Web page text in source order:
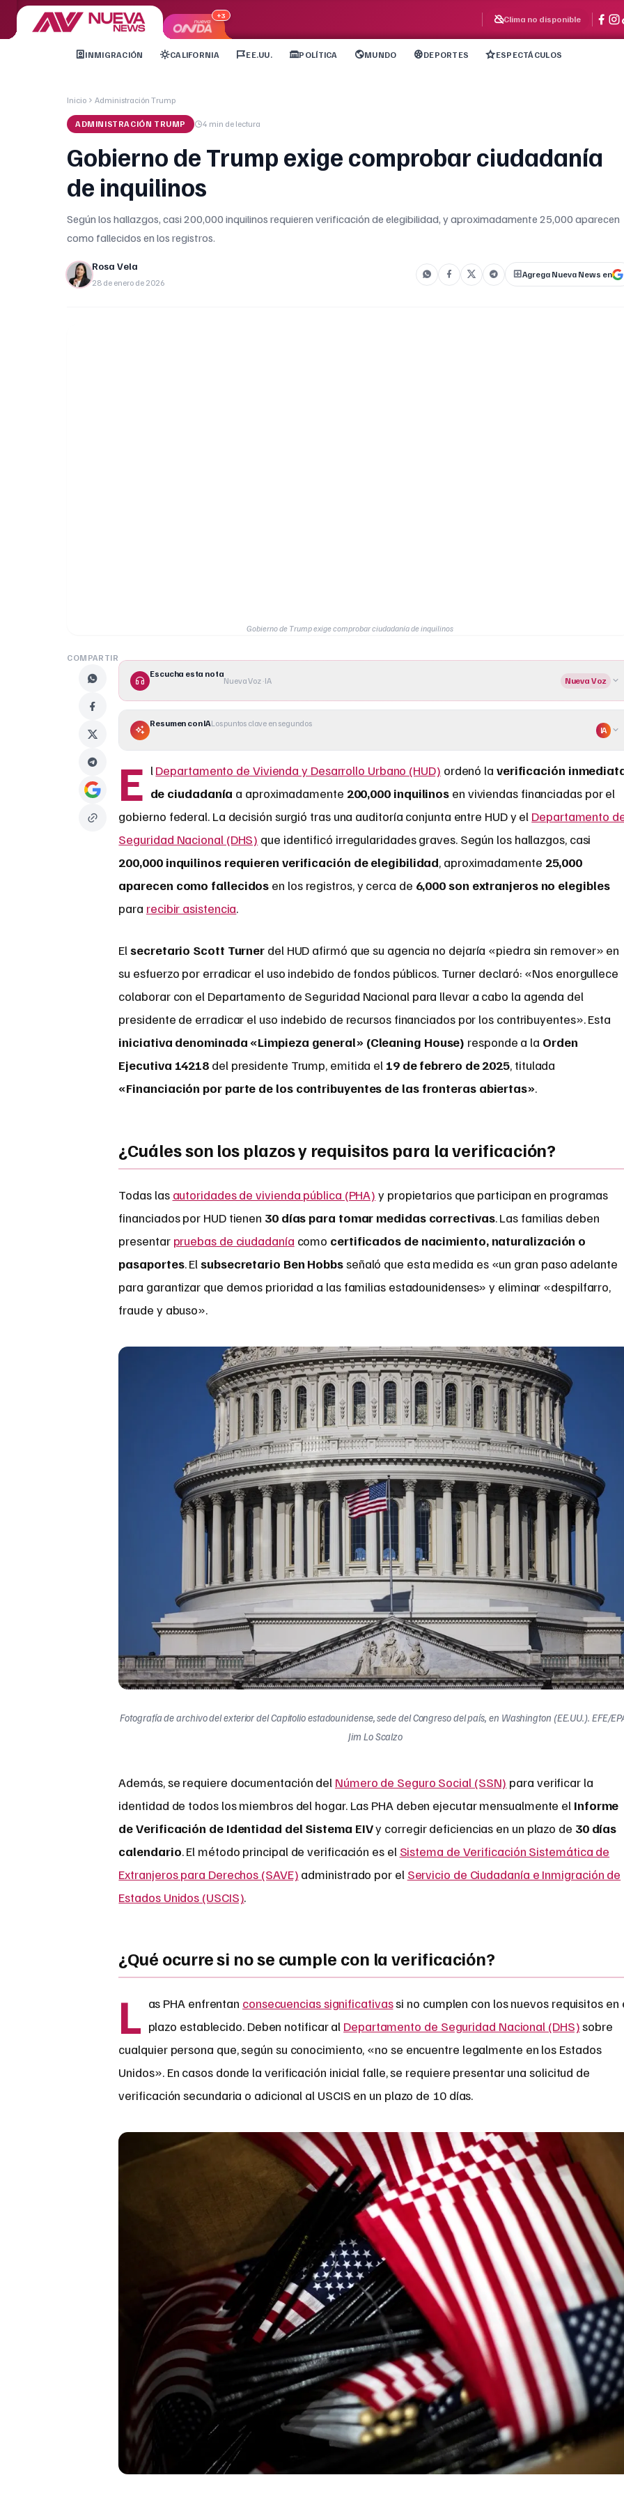
+3 Clima no disponible
INMIGRACIÓN CALIFORNIA EE.UU. POLÍTICA MUNDO DEPORTES ESPECTÁCULOS
Inicio Administración Trump
ADMINISTRACIÓN TRUMP 4 min de lectura
Gobierno de Trump exige comprobar ciudadanía
de inquilinos
Según los hallazgos, casi 200,000 inquilinos requieren verificación de elegibilidad, y aproximadamente 25,000 aparecen
como fallecidos en los registros.
Rosa Vela
28 de enero de 2026
Agrega Nueva News en
Gobierno de Trump exige comprobar ciudadanía de inquilinos
COMPARTIR
Escucha esta nota
Nueva Voz · IA Nueva Voz
Resumen con IALos puntos clave en segundos
IA
E l Departamento de Vivienda y Desarrollo Urbano (HUD) ordenó la verificación
de ciudadanía a aproximadamente 200,000 inquilinos en viviendas financiadas por el
gobierno federal. La decisión surgió tras una auditoría conjunta entre HUD y el Departamento
Seguridad Nacional (DHS) que identificó irregularidades graves. Según los hallazgos, casi
200,000 inquilinos requieren verificación de elegibilidad, aproximadamente 25,000
aparecen como fallecidos en los registros, y cerca de 6,000 son extranjeros no elegibles
para recibir asistencia.
Elsecretario Scott Turner del HUD afirmó que su agencia no dejaría «piedra sin remover» en
su esfuerzo por erradicar el uso indebido de fondos públicos. Turner declaró: «Nos enorgullece
colaborar con el Departamento de Seguridad Nacional para llevar a cabo la agenda del
presidente de erradicar el uso indebido de recursos financiados por los contribuyentes». Esta
iniciativa denominada «Limpieza general» (Cleaning House) responde a la Orden
Ejecutiva 14218 del presidente Trump, emitida el 19 de febrero de 2025, titulada
«Financiación por parte de los contribuyentes de las fronteras abiertas».
¿Cuáles son los plazos y requisitos para la verificación?
Todas las autoridades de vivienda pública (PHA) y propietarios que participan en programas
financiados por HUD tienen 30 días para tomar medidas correctivas. Las familias deben
presentar pruebas de ciudadanía como certificados de nacimiento, naturalización o
pasaportes. Elsubsecretario Ben Hobbsseñaló que esta medida es «un gran paso adelante
para garantizar que demos prioridad a las familias estadounidenses» y eliminar «despilfarro,
fraude y abuso».
Fotografía de archivo del exterior del Capitolio estadounidense, sede del Congreso del país, en Washington (EE.UU.). EFE/
Jim Lo Scalzo
Además, se requiere documentación del Número de Seguro Social (SSN) para verificar la
identidad de todos los miembros del hogar. Las PHA deben ejecutar mensualmente el Informe
de Verificación de Identidad del Sistema EIVy corregir deficiencias en un plazo de 30 días
calendario. El método principal de verificación es el Sistema de Verificación Sistemática de
Extranjeros para Derechos (SAVE) administrado por el Servicio de Ciudadanía e Inmigración de
Estados Unidos (USCIS).
¿Qué ocurre si no se cumple con la verificación?
L as PHA enfrentan consecuencias significativassi no cumplen con los nuevos requisitos en
plazo establecido. Deben notificar al Departamento de Seguridad Nacional (DHS)sobre
cualquier persona que, según su conocimiento, «no se encuentre legalmente en los Estados
Unidos». En casos donde la verificación inicial falle, se requiere presentar una solicitud de
verificación secundaria o adicional al USCIS en un plazo de 10 días.